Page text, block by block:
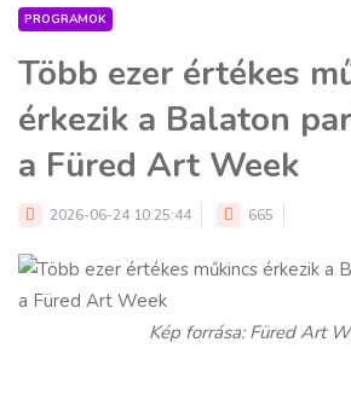
PROGRAMOK
Több ezer értékes
érkezik a Balaton
a Füred Art Week
2026-06-24 10:25:44 665
Kép forrása: Füred Art